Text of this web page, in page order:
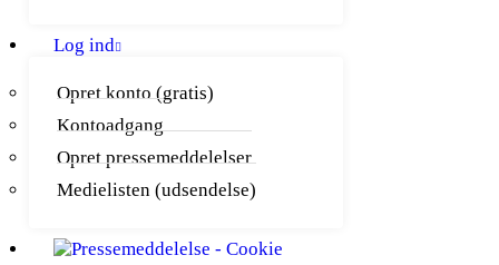
Log ind
Opret konto (gratis)
Kontoadgang
Opret pressemeddelelser
Medielisten (udsendelse)